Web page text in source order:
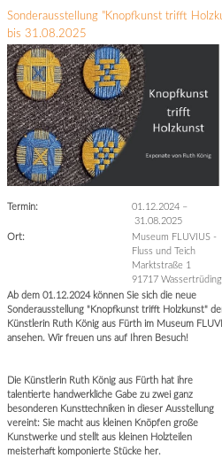
Sonderausstellung "Knopfkunst trifft
bis 31.08.2025
Termin: 01.12.2024 –
31.08.2025
Ort:
Museum FLUVIUS -
Fluss und Teich
Marktstraße 1
91717
Ab dem 01.12.2024 können Sie sich die neue
Sonderausstellung "Knopfkunst trifft Holzkunst"
Künstlerin Ruth König aus Fürth im Museum
ansehen. Wir freuen uns auf Ihren Besuch!
Die Künstlerin Ruth König aus Fürth hat ihre
talentierte handwerkliche Gabe zu zwei ganz
besonderen Kunsttechniken in dieser Ausstellung
vereint: Sie macht aus kleinen Knöpfen große
Kunstwerke und stellt aus kleinen Holzteilen
meisterhaft komponierte Stücke her.